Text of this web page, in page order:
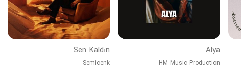
Alya
HM Music Production
Sen Kaldın
Semicenk